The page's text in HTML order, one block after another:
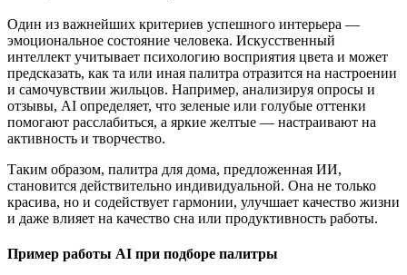
Один из важнейших критериев успешного интерьера —
эмоциональное состояние человека. Искусственный
интеллект учитывает психологию восприятия цвета и может
предсказать, как та или иная палитра отразится на настроении
и самочувствии жильцов. Например, анализируя опросы и
отзывы, AI определяет, что зеленые или голубые оттенки
помогают расслабиться, а яркие желтые — настраивают на
активность и творчество.
Таким образом, палитра для дома, предложенная ИИ,
становится действительно индивидуальной. Она не только
красива, но и содействует гармонии, улучшает качество жизни
и даже влияет на качество сна или продуктивность работы.
Пример работы AI при подборе палитры